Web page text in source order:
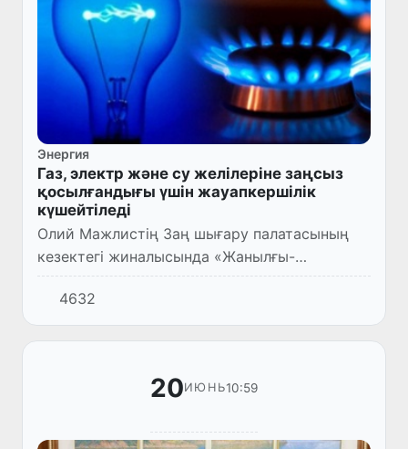
Энергия
Газ, электр және су желілеріне заңсыз
қосылғандығы үшін жауапкершілік
күшейтіледі
Олий Мажлистің Заң шығару палатасының
кезектегі жиналысында «Жанылғы-
энергетика саласындағы
құқықбұзушылықтарға қарсы күрес
механизмдерін жетілдіру туралы» заң
жобасы бірінші оқылы...
4632
20ИЮНЬ10:59